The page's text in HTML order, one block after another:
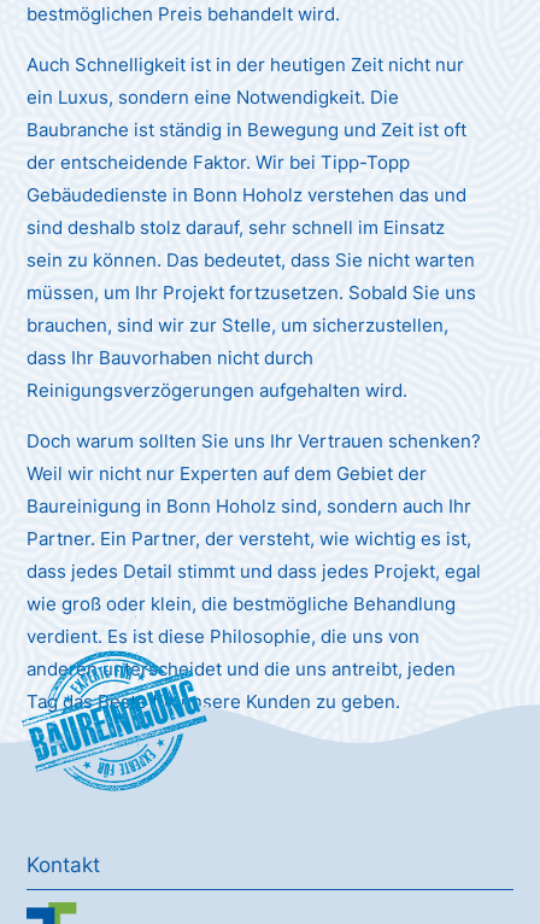
bestmöglichen Preis behandelt wird.
Auch Schnelligkeit ist in der heutigen Zeit nicht nur
ein Luxus, sondern eine Notwendigkeit. Die
Baubranche ist ständig in Bewegung und Zeit ist oft
der entscheidende Faktor. Wir bei Tipp-Topp
Gebäudedienste in Bonn Hoholz verstehen das und
sind deshalb stolz darauf, sehr schnell im Einsatz
sein zu können. Das bedeutet, dass Sie nicht warten
müssen, um Ihr Projekt fortzusetzen. Sobald Sie uns
brauchen, sind wir zur Stelle, um sicherzustellen,
dass Ihr Bauvorhaben nicht durch
Reinigungsverzögerungen aufgehalten wird.
Doch warum sollten Sie uns Ihr Vertrauen schenken?
Weil wir nicht nur Experten auf dem Gebiet der
Baureinigung in Bonn Hoholz sind, sondern auch Ihr
Partner. Ein Partner, der versteht, wie wichtig es ist,
dass jedes Detail stimmt und dass jedes Projekt, egal
wie groß oder klein, die bestmögliche Behandlung
verdient. Es ist diese Philosophie, die uns von
anderen unterscheidet und die uns antreibt, jeden
Tag das Beste für unsere Kunden zu geben.
Baureinigung
Kontakt